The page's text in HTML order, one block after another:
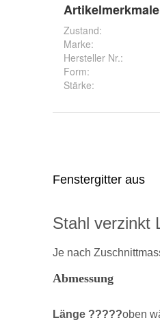
Artikelmerkmale
Zustand:
Marke:
Hersteller Nr.:
Form:
Stärke: